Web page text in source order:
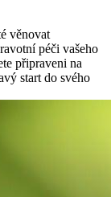
věnovat
péči vašeho
připraveni na
start do svého